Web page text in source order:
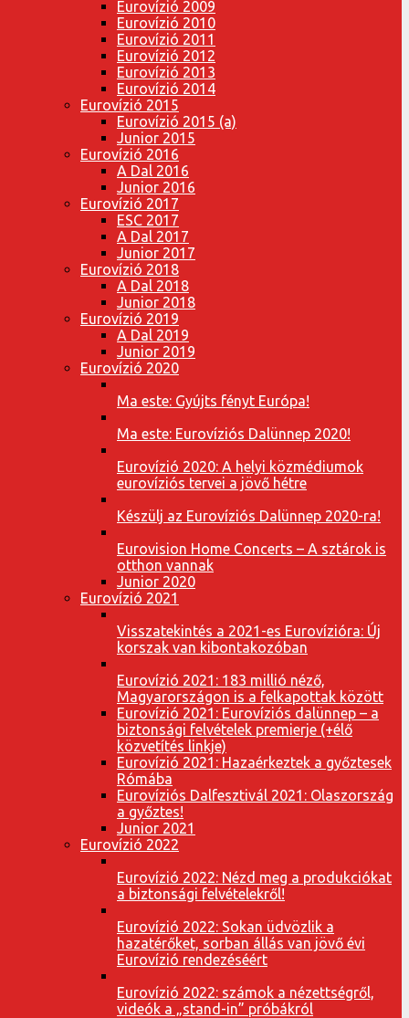
Eurovízió 2009
Eurovízió 2010
Eurovízió 2011
Eurovízió 2012
Eurovízió 2013
Eurovízió 2014
Eurovízió 2015
Eurovízió 2015 (a)
Junior 2015
Eurovízió 2016
A Dal 2016
Junior 2016
Eurovízió 2017
ESC 2017
A Dal 2017
Junior 2017
Eurovízió 2018
A Dal 2018
Junior 2018
Eurovízió 2019
A Dal 2019
Junior 2019
Eurovízió 2020
Ma este: Gyújts fényt Európa!
Ma este: Eurovíziós Dalünnep 2020!
Eurovízió 2020: A helyi közmédiumok
eurovíziós tervei a jövő hétre
Készülj az Eurovíziós Dalünnep 2020-ra!
Eurovision Home Concerts – A sztárok is
otthon vannak
Junior 2020
Eurovízió 2021
Visszatekintés a 2021-es Eurovízióra: Új
korszak van kibontakozóban
Eurovízió 2021: 183 millió néző,
Magyarországon is a felkapottak között
Eurovízió 2021: Eurovíziós dalünnep – a
biztonsági felvételek premierje (+élő
közvetítés linkje)
Eurovízió 2021: Hazaérkeztek a győztesek
Rómába
Eurovíziós Dalfesztivál 2021: Olaszország
a győztes!
Junior 2021
Eurovízió 2022
Eurovízió 2022: Nézd meg a produkciókat
a biztonsági felvételekről!
Eurovízió 2022: Sokan üdvözlik a
hazatérőket, sorban állás van jövő évi
Eurovízió rendezéséért
Eurovízió 2022: számok a nézettségről,
videók a „stand-in” próbákról